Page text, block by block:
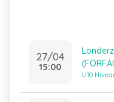
27/04
15:00
U10